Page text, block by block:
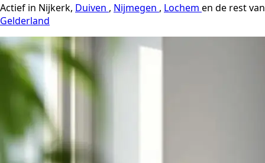
Actief in Nijkerk, Duiven , Nijmegen , Lochem en de rest van
Gelderland